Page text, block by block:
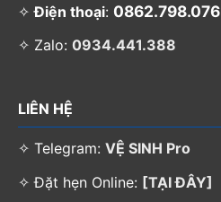
✧Điện thoại: 0862.798.076
✧ Zalo: 0934.441.388
LIÊN HỆ
✧ Telegram: VỆ SINH Pro
✧ Đặt hẹn Online: [TẠI ĐÂY]